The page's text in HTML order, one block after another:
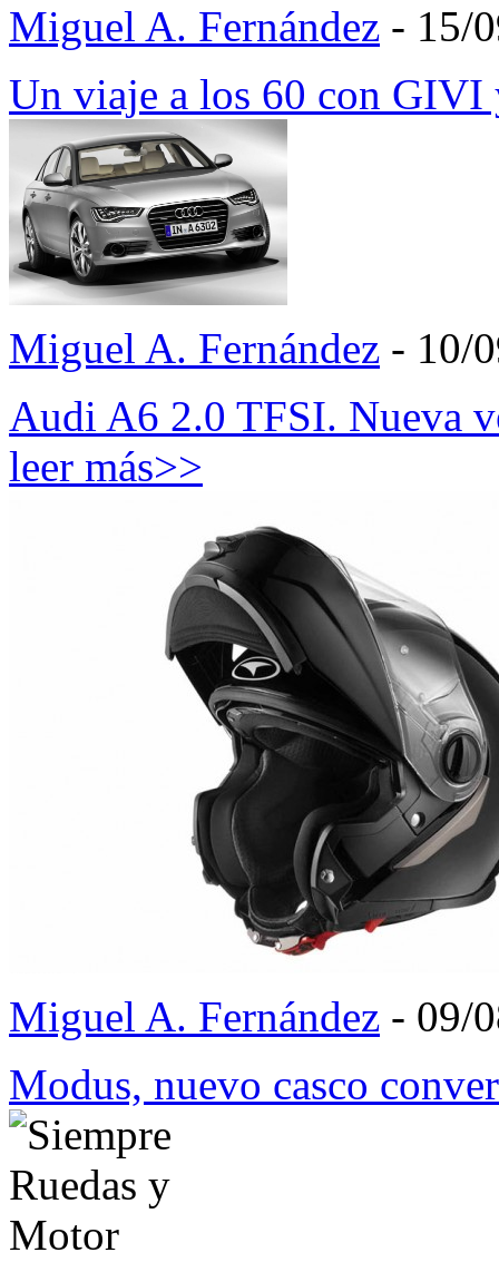
Miguel A. Fernández - 15/
Un viaje a los 60 con
Miguel A. Fernández - 10/
Audi A6 2.0 TFSI. Nueva
leer más>>
Miguel A. Fernández - 09/
Modus, nuevo casco